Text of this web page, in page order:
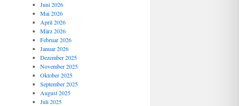
Juni 2026
Mai 2026
April 2026
März 2026
Februar 2026
Januar 2026
Dezember 2025
November 2025
Oktober 2025
September 2025
August 2025
Juli 2025